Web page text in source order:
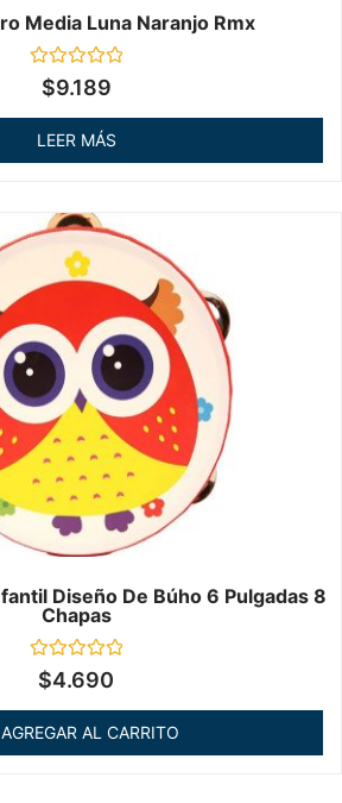
Media Luna Naranjo Rmx
Valorado
en$9.189
LEER MÁS
Diseño De Búho 6 Pulgadas 8
Chapas
Valorado
en
5
$4.690
AGREGAR AL CARRITO